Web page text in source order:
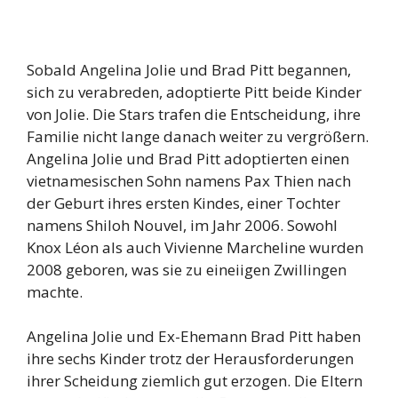
Sobald Angelina Jolie und Brad Pitt begannen,
sich zu verabreden, adoptierte Pitt beide Kinder
von Jolie. Die Stars trafen die Entscheidung, ihre
Familie nicht lange danach weiter zu vergrößern.
Angelina Jolie und Brad Pitt adoptierten einen
vietnamesischen Sohn namens Pax Thien nach
der Geburt ihres ersten Kindes, einer Tochter
namens Shiloh Nouvel, im Jahr 2006. Sowohl
Knox Léon als auch Vivienne Marcheline wurden
2008 geboren, was sie zu eineiigen Zwillingen
machte.
Angelina Jolie und Ex-Ehemann Brad Pitt haben
ihre sechs Kinder trotz der Herausforderungen
ihrer Scheidung ziemlich gut erzogen. Die Eltern